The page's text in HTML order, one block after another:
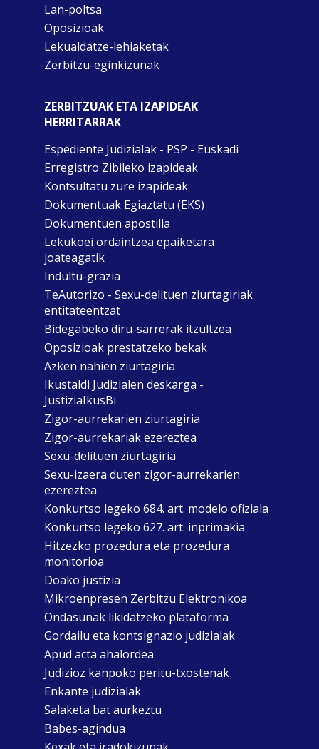
Lan-poltsa
Oposizioak
Lekualdatze-lehiaketak
Zerbitzu-eginkizunak
ZERBITZUAK ETA IZAPIDEAK
HERRITARRAK
Espediente Judizialak - PSP - Euskadi
Erregistro Zibileko izapideak
Kontsultatu zure izapideak
Dokumentuak Egiaztatu (EKS)
Dokumentuen apostilla
Lekukoei ordaintzea epaiketara
joateagatik
Indultu-grazia
TeAutorizo - Sexu-delituen ziurtagiriak
entitateentzat
Bidegabeko diru-sarrerak itzultzea
Oposizioak prestatzeko bekak
Azken nahien ziurtagiria
Ikustaldi Judizialen deskarga -
JustiziaIkusBi
Zigor-aurrekarien ziurtagiria
Zigor-aurrekariak ezereztea
Sexu-delituen ziurtagiria
Sexu-izaera duten zigor-aurrekarien
ezereztea
Konkurtso legeko 684. art. modelo ofiziala
Konkurtso legeko 627. art. inprimakia
Hitzezko prozedura eta prozedura
monitorioa
Doako justizia
Mikroenpresen Zerbitzu Elektronikoa
Ondasunak likidatzeko plataforma
Gordailu eta kontsignazio judizialak
Apud acta ahalordea
Judizioz kanpoko peritu-txostenak
Enkante judizialak
Salaketa bat aurkeztu
Babes-agindua